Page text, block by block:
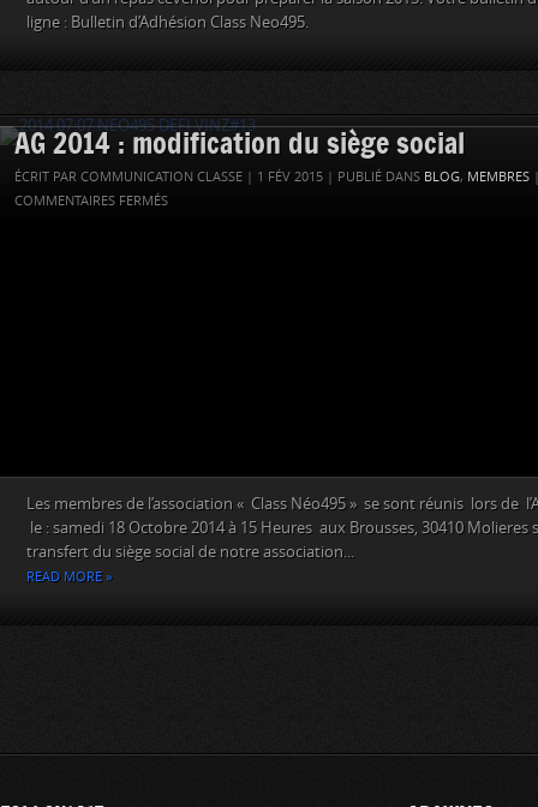
ligne : Bulletin d’Adhésion Class Neo495.
AG 2014 : modification du siège social
ÉCRIT PAR COMMUNICATION CLASSE | 1 FÉV 2015 | PUBLIÉ DANS BLOG, MEMBRES
COMMENTAIRES FERMÉS
Les membres de l’association « Class Néo495 » se sont réunis lors de
le : samedi 18 Octobre 2014 à 15 Heures aux Brousses, 30410 Molieres
transfert du siège social de notre association...
READ MORE »